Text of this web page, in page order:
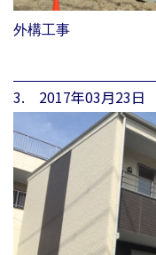
外構工事
3. 2017年03月23日